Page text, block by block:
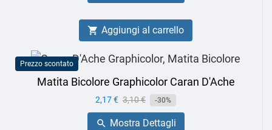
 Aggiungi al carrello
Prezzo scontato
Matita Bicolore Graphicolor Caran D'Ache
Prezzo
2,17 € Prezzo
base
3,10 € -30%
 Mostra Dettagli